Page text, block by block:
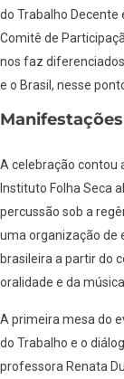
do Trabalho Decente
Comitê de
nos faz
e o Brasil, nesse
A celebração contou
Instituto Folha Seca
percussão sob a
uma organização de
brasileira a partir do
oralidade e da música.
A primeira mesa do
do Trabalho e o
professora Renata